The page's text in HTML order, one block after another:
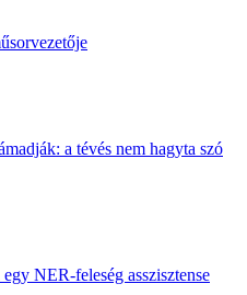
a tévés nem hagyta szó
NER-feleség asszisztense